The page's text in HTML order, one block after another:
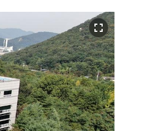
fullscreen